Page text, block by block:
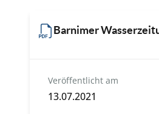
Barnimer
Veröffentlicht am
13.07.2021